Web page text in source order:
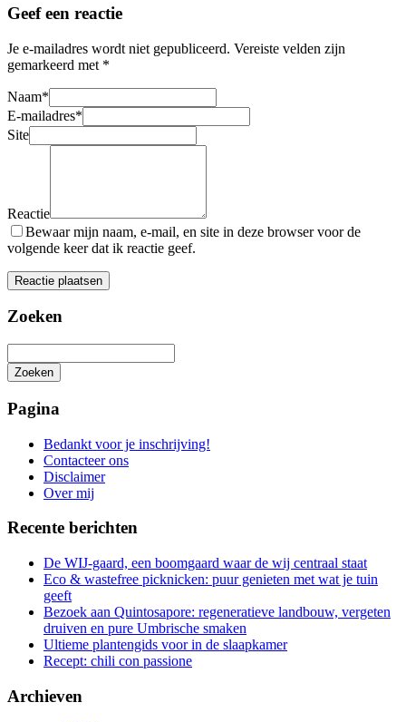
Geef een reactie
Je e-mailadres wordt niet gepubliceerd. Vereiste velden zijn
gemarkeerd met *
Naam*
E-mailadres*
Site
Reactie
Bewaar mijn naam, e-mail, en site in deze browser voor de
volgende keer dat ik reactie geef.
Zoeken
Zoeken
zoeken
Pagina
Bedankt voor je inschrijving!
Contacteer ons
Disclaimer
Over mij
Recente berichten
De WIJ-gaard, een boomgaard waar de wij centraal staat
Eco & wastefree picknicken: puur genieten met wat je tuin
geeft
Bezoek aan Quintosapore: regeneratieve landbouw, vergeten
druiven en pure Umbrische smaken
Ultieme plantengids voor in de slaapkamer
Recept: chili con passione
Archieven